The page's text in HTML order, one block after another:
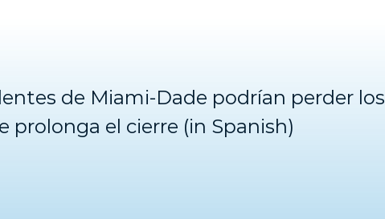
de Miami-Dade podrían perder los
el cierre (in Spanish)